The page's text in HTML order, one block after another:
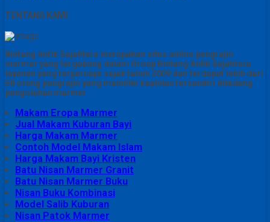
TENTANG KAMI
Bintang Antik Sejahtera merupakan situs online pengrajin
marmer yang tergabung dalam Group Bintang Antik Sejahtera
layanan yang terpercaya sejak tahun 2009 dan terdapat lebih dari
50 orang pengrajin yang memiliki keahlian tersendiri dibidang
pengolahan marmer.
Makam Eropa Marmer
Jual Makam Kuburan Bayi
Harga Makam Marmer
Contoh Model Makam Islam
Harga Makam Bayi Kristen
Batu Nisan Marmer Granit
Batu Nisan Marmer Buku
Nisan Buku Kombinasi
Model Salib Kuburan
Nisan Patok Marmer